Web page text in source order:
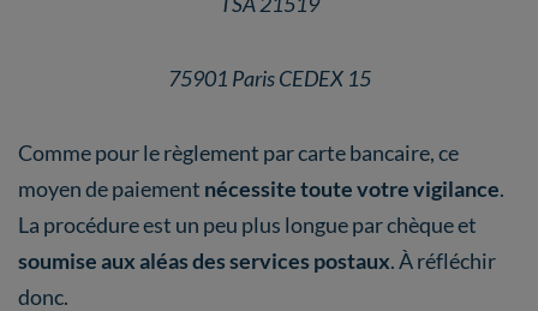
75901 Paris CEDEX 15
Comme pour le règlement par carte bancaire, ce
moyen de paiement nécessite toute votre vigilance.
La procédure est un peu plus longue par chèque et
soumise aux aléas des services postaux. À réfléchir
donc.